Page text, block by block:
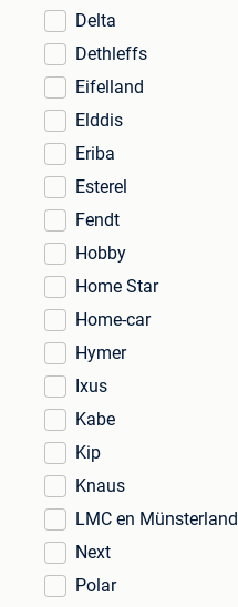
Delta
Dethleffs
Eifelland
Elddis
Eriba
Esterel
Fendt
Hobby
Home Star
Home-car
Hymer
Ixus
Kabe
Kip
Knaus
LMC en Münsterland
Next
Polar